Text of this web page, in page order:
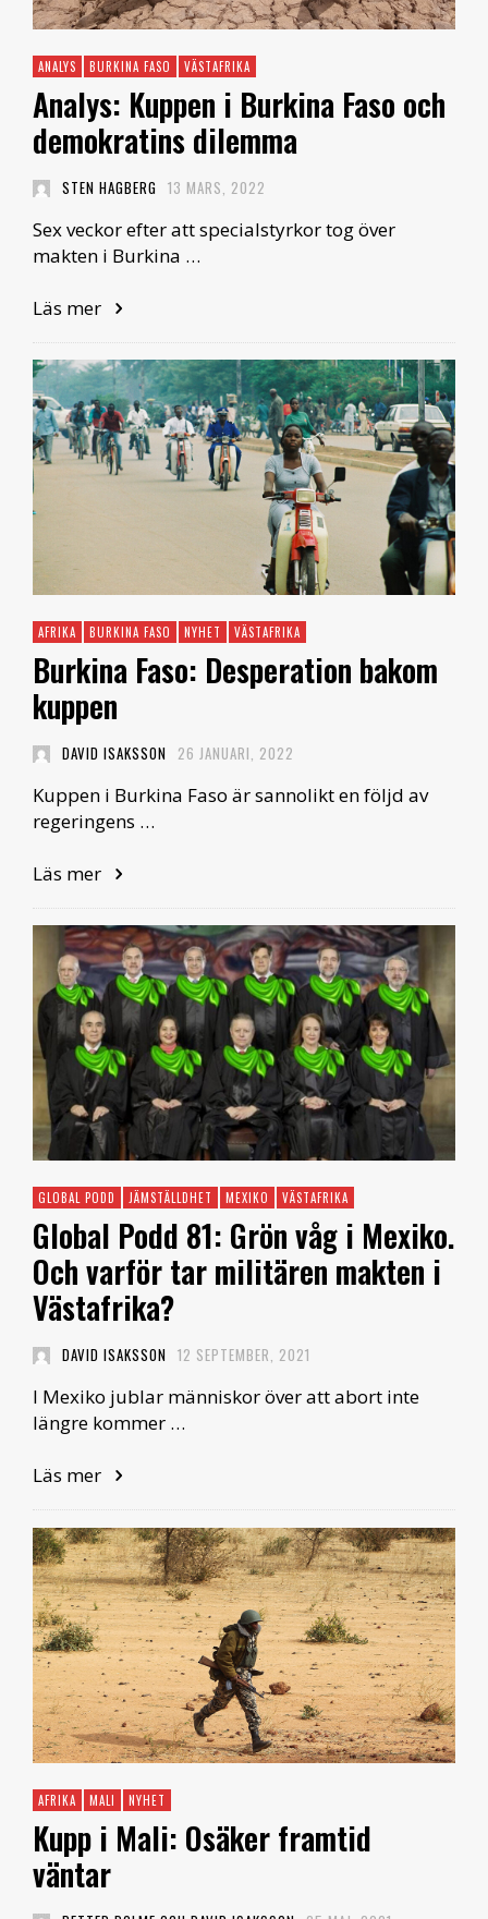
ANALYS BURKINA FASO VÄSTAFRIKA
Analys: Kuppen i Burkina Faso och
demokratins dilemma
STEN HAGBERG 13 MARS, 2022
Sex veckor efter att specialstyrkor tog över
makten i Burkina …
Läs mer
AFRIKA BURKINA FASO NYHET VÄSTAFRIKA
Burkina Faso: Desperation bakom
kuppen
DAVID ISAKSSON 26 JANUARI, 2022
Kuppen i Burkina Faso är sannolikt en följd av
regeringens …
Läs mer
GLOBAL PODD JÄMSTÄLLDHET MEXIKO VÄSTAFRIKA
Global Podd 81: Grön våg i Mexiko.
Och varför tar militären makten i
Västafrika?
DAVID ISAKSSON 12 SEPTEMBER, 2021
I Mexiko jublar människor över att abort inte
längre kommer …
Läs mer
AFRIKA MALI NYHET
Kupp i Mali: Osäker framtid
väntar